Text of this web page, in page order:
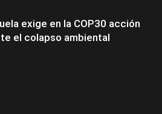
exige en la COP30 acción
el colapso ambiental